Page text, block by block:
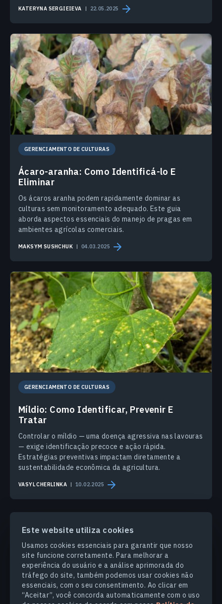
Este website utiliza cookies
Usamos cookies essenciais para garantir que nosso
site funcione corretamente. Para melhorar a
experiência do usuário e a análise aprimorada do
tráfego do site, também podemos usar cookies não
essenciais, com o seu consentimento. Ao clicar em
“Aceitar”, você concorda automaticamente com o uso
KATERYNA SERGIEIEVA 22.05.2025
GERENCIAMENTO DE CULTURAS
Ácaro-aranha: Como Identificá-lo E
Eliminar
Os ácaros aranha podem rapidamente dominar as
culturas sem monitoramento adequado. Este guia
aborda aspectos essenciais do manejo de pragas em
ambientes agrícolas comerciais.
MAKSYM SUSHCHUK 04.03.2025
GERENCIAMENTO DE CULTURAS
Míldio: Como Identificar, Prevenir E
Tratar
Controlar o míldio — uma doença agressiva nas lavouras
— exige identificação precoce e ação rápida.
Estratégias preventivas impactam diretamente a
sustentabilidade econômica da agricultura.
VASYL CHERLINKA 10.02.2025
PRODUCTS & SOLUTIONS
SETORES